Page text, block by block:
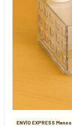
ENVÍO EXPRESS